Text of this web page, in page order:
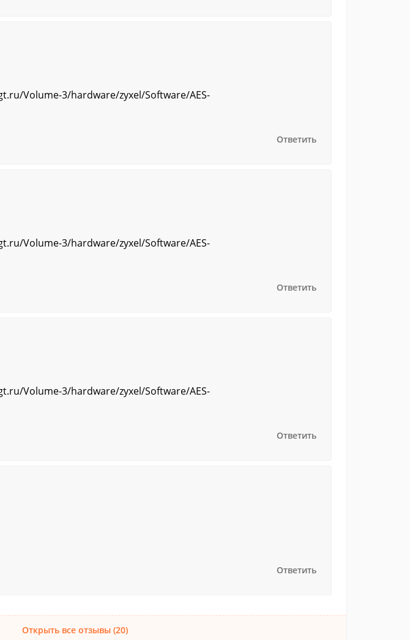
Volume-3/hardware/zyxel/Software/AES-
Ответить
Volume-3/hardware/zyxel/Software/AES-
Ответить
Volume-3/hardware/zyxel/Software/AES-
Ответить
Ответить
Открыть все отзывы (20)